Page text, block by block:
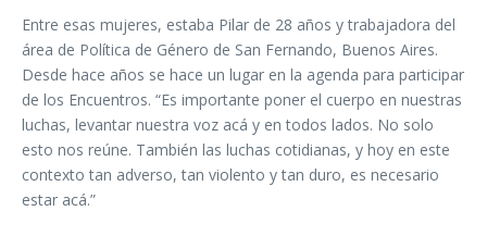
Entre esas mujeres, estaba Pilar de 28 años y trabajadora del
área de Política de Género de San Fernando, Buenos Aires.
Desde hace años se hace un lugar en la agenda para participar
de los Encuentros. “Es importante poner el cuerpo en nuestras
luchas, levantar nuestra voz acá y en todos lados. No solo
esto nos reúne. También las luchas cotidianas, y hoy en este
contexto tan adverso, tan violento y tan duro, es necesario
estar acá.”